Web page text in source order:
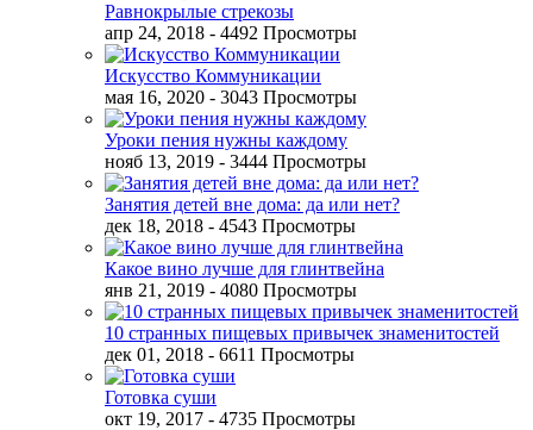
Равнокрылые стрекозы
апр 24, 2018 - 4492 Просмотры
Искусство Коммуникации
мая 16, 2020 - 3043 Просмотры
Уроки пения нужны каждому
нояб 13, 2019 - 3444 Просмотры
Занятия детей вне дома: да или нет?
дек 18, 2018 - 4543 Просмотры
Какое вино лучше для глинтвейна
янв 21, 2019 - 4080 Просмотры
10 странных пищевых привычек знаменитостей
дек 01, 2018 - 6611 Просмотры
Готовка суши
окт 19, 2017 - 4735 Просмотры